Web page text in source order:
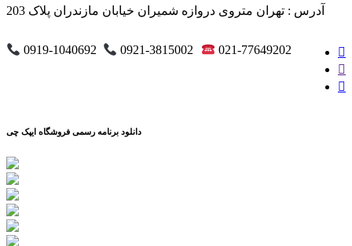
آدرس : تهران متروی دروازه شمیران خیابان مازندران پلاک 203
0919-1040692 0921-3815002 021-77649202
دانلود برنامه رسمی فروشگاه ایپک چی